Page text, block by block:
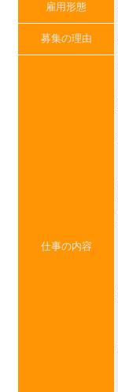
雇用形態
募集の理由
仕事の内容